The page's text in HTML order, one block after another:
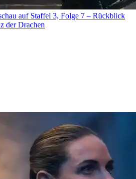
auf Staffel 3, Folge 7 – Rückblick
der Drachen